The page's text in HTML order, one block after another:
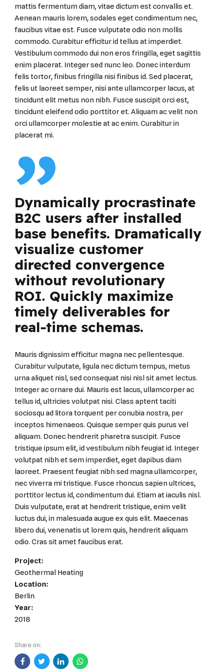
mattis fermentum diam, vitae dictum est convallis et.
Aenean mauris lorem, sodales eget condimentum nec,
faucibus vitae est. Fusce vulputate odio non mollis
commodo. Curabitur efficitur id tellus at imperdiet.
Vestibulum commodo dui non eros fringilla, eget sagittis
enim placerat. Integer sed nunc leo. Donec interdum
felis tortor, finibus fringilla nisi finibus id. Sed placerat,
felis ut laoreet semper, nisi ante ullamcorper lacus, at
tincidunt elit metus non nibh. Fusce suscipit orci est,
tincidunt eleifend odio porttitor et. Aliquam ac velit non
orci ullamcorper molestie at ac enim. Curabitur in
placerat mi.
Dynamically procrastinate
B2C users after installed
base benefits. Dramatically
visualize customer
directed convergence
without revolutionary
ROI. Quickly maximize
timely deliverables for
real-time schemas.
Mauris dignissim efficitur magna nec pellentesque.
Curabitur vulputate, ligula nec dictum tempus, metus
urna aliquet nisl, sed consequat nisi nisl sit amet lectus.
Integer ac ornare dui. Mauris est lacus, ullamcorper ac
tellus id, ultricies volutpat nisi. Class aptent taciti
sociosqu ad litora torquent per conubia nostra, per
inceptos himenaeos. Quisque semper quis purus vel
aliquam. Donec hendrerit pharetra suscipit. Fusce
tristique ipsum elit, id vestibulum nibh feugiat id. Integer
volutpat nibh et sem imperdiet, eget dapibus diam
laoreet. Praesent feugiat nibh sed magna ullamcorper,
nec viverra mi tristique. Fusce rhoncus sapien ultrices,
porttitor lectus id, condimentum dui. Etiam at iaculis nisl.
Duis vulputate, erat at hendrerit tristique, enim velit
luctus dui, in malesuada augue ex quis elit. Maecenas
libero dui, venenatis ut lorem quis, hendrerit aliquam
odio. Cras sit amet faucibus erat.
Project:
Geothermal Heating
Location:
Berlin
Year:
2018
Share on: